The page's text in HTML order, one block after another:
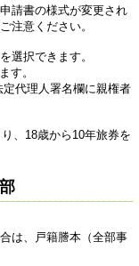
請書の様式が変更され
注意ください。​
選択できます。
す。
代理人署名欄に親権者
、18歳から10年旅券を
は、戸籍謄本（全部事